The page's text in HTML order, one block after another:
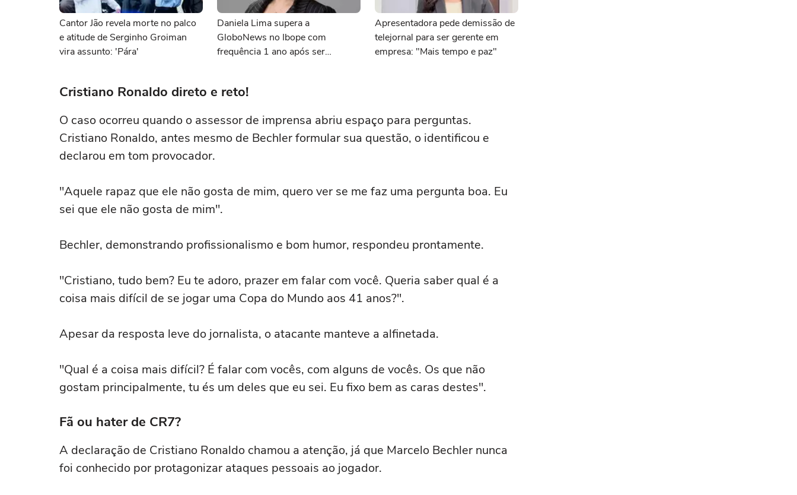
Cantor Jão revela morte no palco
e atitude de Serginho Groiman
vira assunto: 'Pára'
Daniela Lima supera a
GloboNews no Ibope com
frequência 1 ano após ser
Apresentadora pede demissão de
telejornal para ser gerente em
empresa: "Mais tempo e paz"
Cristiano Ronaldo direto e reto!
O caso ocorreu quando o assessor de imprensa abriu espaço para perguntas.
Cristiano Ronaldo, antes mesmo de Bechler formular sua questão, o identificou e
declarou em tom provocador.
"Aquele rapaz que ele não gosta de mim, quero ver se me faz uma pergunta boa. Eu
sei que ele não gosta de mim".
Bechler, demonstrando profissionalismo e bom humor, respondeu prontamente.
"Cristiano, tudo bem? Eu te adoro, prazer em falar com você. Queria saber qual é a
coisa mais difícil de se jogar uma Copa do Mundo aos 41 anos?".
Apesar da resposta leve do jornalista, o atacante manteve a alfinetada.
"Qual é a coisa mais difícil? É falar com vocês, com alguns de vocês. Os que não
gostam principalmente, tu és um deles que eu sei. Eu fixo bem as caras destes".
Fã ou hater de CR7?
A declaração de Cristiano Ronaldo chamou a atenção, já que Marcelo Bechler nunca
foi conhecido por protagonizar ataques pessoais ao jogador.